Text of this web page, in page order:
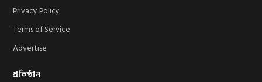
Privacy Policy
Terms of Service
Advertise
প্রতিষ্ঠান